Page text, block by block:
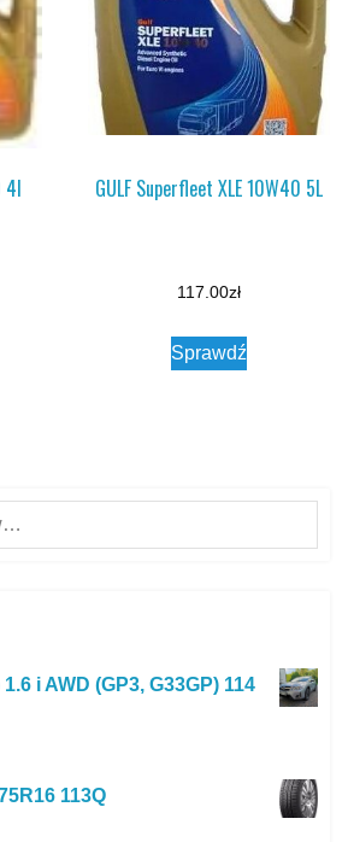
4l GULF Superfleet XLE 10W40 5L
117.00zł
Sprawdź
i AWD (GP3, G33GP) 114
113Q